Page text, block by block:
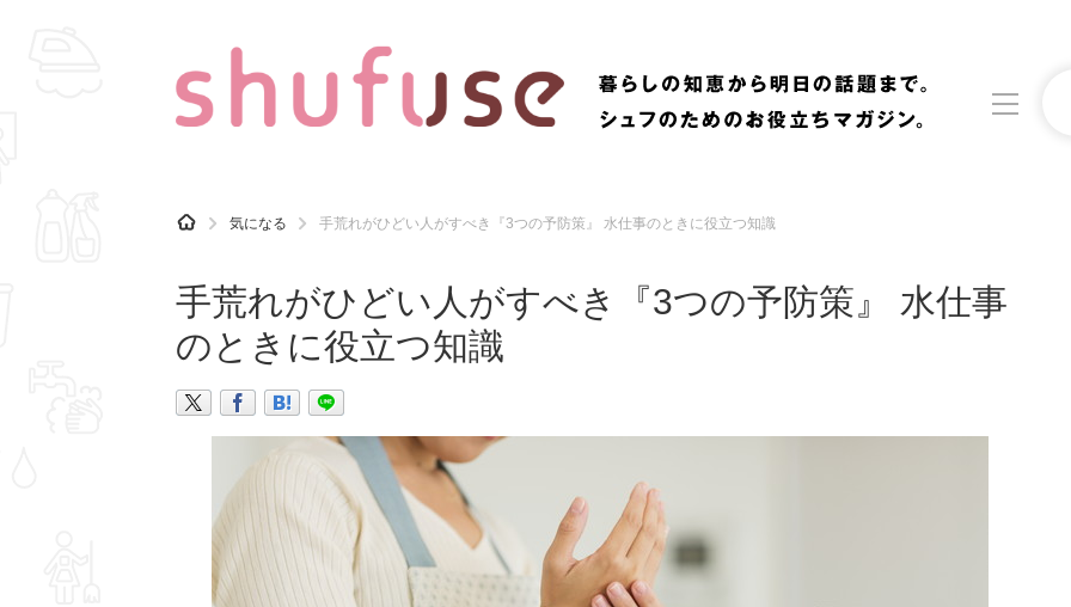
CATEGORY 記事カテゴリ
マナー 趣味 食材辞典 おすすめ
H
O
気になる 手荒れがひどい人がすべき『3つの予防策』 水仕事のときに役立つ知識
手荒れがひどい人がすべき『3つの予防策』 水仕事
のときに役立つ知識